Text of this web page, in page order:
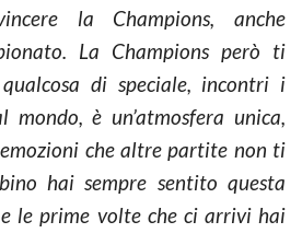
la Champions, anche
La Champions però ti
di speciale, incontri i
è un’atmosfera unica,
che altre partite non ti
hai sempre sentito questa
le prime volte che ci arrivi hai